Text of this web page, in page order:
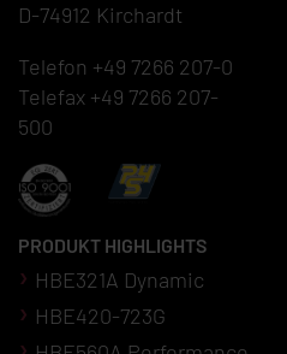
D-74912 Kirchardt
Telefon +49 7266 207-0
Telefax +49 7266 207-
500
PRODUKT HIGHLIGHTS
HBE321A Dynamic
HBE420-723G